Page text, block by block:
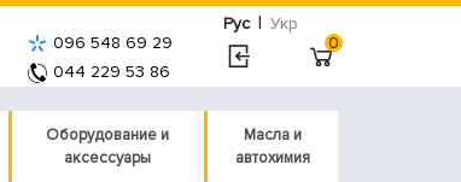
Рус | Укр
096 548 69 29
044 229 53 86
0
Оборудование и
аксессуары
Масла и
автохимия